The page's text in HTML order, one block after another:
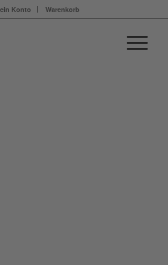
Konto Warenkorb